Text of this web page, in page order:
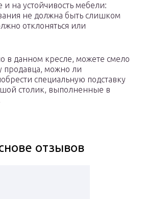
на устойчивость мебели:
не должна быть слишком
отклоняться или
в данном кресле, можете смело
продавца, можно ли
специальную подставку
столик, выполненные в
отзывов